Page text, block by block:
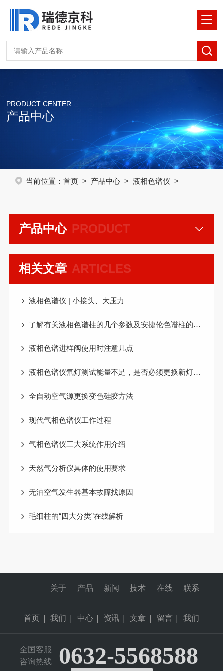
PRODUCT CENTER
产品中心
当前位置： 首页> 产品中心> 液相色谱仪 >
PRODUCT
产品中心
ARTICLES
相关文章
液相色谱仪 | 小接头、大压力
了解有关液相色谱柱的几个参数及安捷伦色谱柱的分类和应用范围
液相色谱进样阀使用时注意几点
液相色谱仪氘灯测试能量不足，是否必须更换新灯呢？
全自动空气源更换变色硅胶方法
现代气相色谱仪工作过程
气相色谱仪三大系统作用介绍
天然气分析仪具体的使用要求
无油空气发生器基本故障找原因
毛细柱的“四大分类”在线解析
首页
关于
我们
产品
中心
新闻
资讯
技术
文章
在线
留言
联系
我们
全国客服
咨询热线
0632-5568588